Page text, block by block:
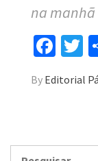
na
By Editorial